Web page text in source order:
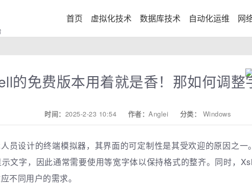
首页 虚拟化技术 数据库技术 自动化运维 网
的免费版本用着就是香！那如何调整
时间： 2025-2-23 10:54 作者： Anglei 分类： Windows
员设计的终端模拟器，其界面的可定制性是其受欢迎的原因之
文字，因此通常需要使用等宽字体以保持格式的整齐。同时，
不同用户的需求。